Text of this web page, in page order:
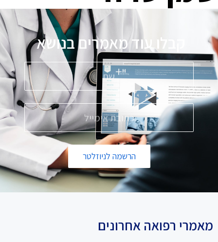
קבלו עוד מאמרים בנושאפ
הרשמה לניוזלטר
מאמרי רפואה אחרונים